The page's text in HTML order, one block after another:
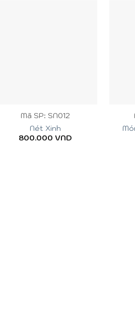
Mã SP: SN012
Nét Xinh
800.000 VND